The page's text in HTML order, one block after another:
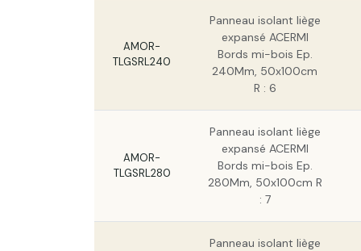
AMOR-
TLGSRL240
Panneau isolant liège
expansé ACERMI
Bords mi-bois Ep.
240Mm, 50x100cm
R : 6
AMOR-
TLGSRL280
Panneau isolant liège
expansé ACERMI
Bords mi-bois Ep.
280Mm, 50x100cm R
: 7
Panneau isolant liège